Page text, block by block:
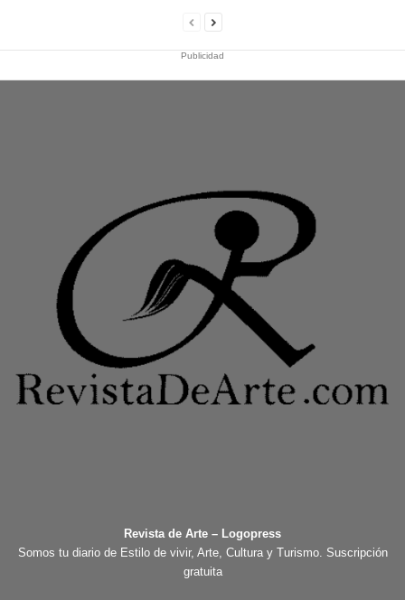
Publicidad
Revista de Arte – Logopress
Somos tu diario de Estilo de vivir, Arte, Cultura y Turismo. Suscripción
gratuita